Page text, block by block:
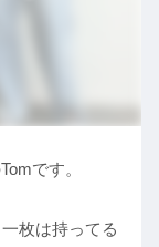
です。
一枚は持ってる